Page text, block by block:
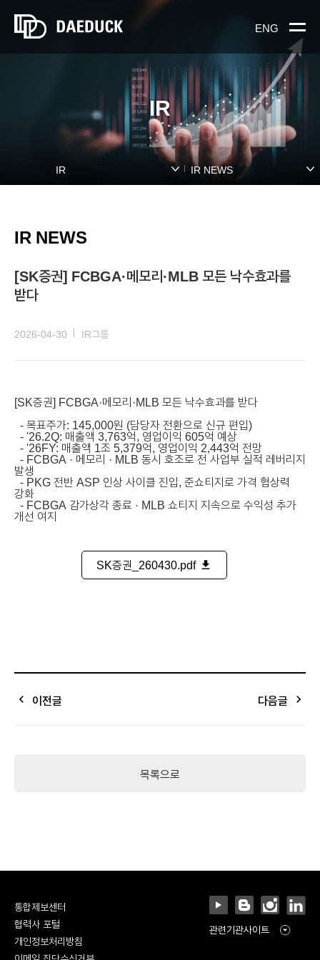
ENG
IR
IR IR NEWS
IR NEWS
[SK증권] FCBGA·메모리·MLB 모든 낙수효과를
받다
2026-04-30 IR그룹
[SK증권] FCBGA·메모리·MLB 모든 낙수효과를 받다
- 목표주가: 145,000원 (담당자 전환으로 신규 편입)
- '26.2Q: 매출액 3,763억, 영업이익 605억 예상
- '26FY: 매출액 1조 5,379억, 영업이익 2,443억 전망
- FCBGA · 메모리 · MLB 동시 호조로 전 사업부 실적 레버리지
발생
- PKG 전반 ASP 인상 사이클 진입, 준쇼티지로 가격 협상력
강화
- FCBGA 감가상각 종료 · MLB 쇼티지 지속으로 수익성 추가
개선 여지
SK증권_260430.pdf file_download
keyboard_arrow_left 이전글 다음글 keyboard_arrow_right
목록으로
통합제보센터
협력사 포털
개인정보처리방침
관련기관사이트